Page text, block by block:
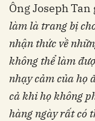
Ông Joseph
làm là trang bị
nhận thức về
không thể làm
nhạy cảm của họ
cả khi họ không
hàng ngày rất có